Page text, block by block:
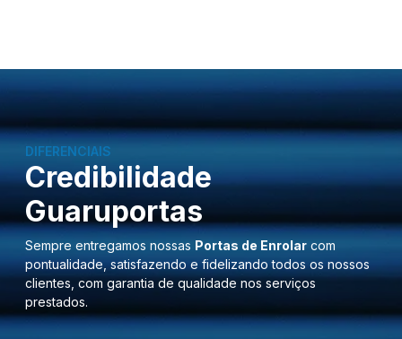
DIFERENCIAIS
Credibilidade
Guaruportas
Sempre entregamos nossas Portas de Enrolar com
pontualidade, satisfazendo e fidelizando todos os nossos
clientes, com garantia de qualidade nos serviços
prestados.